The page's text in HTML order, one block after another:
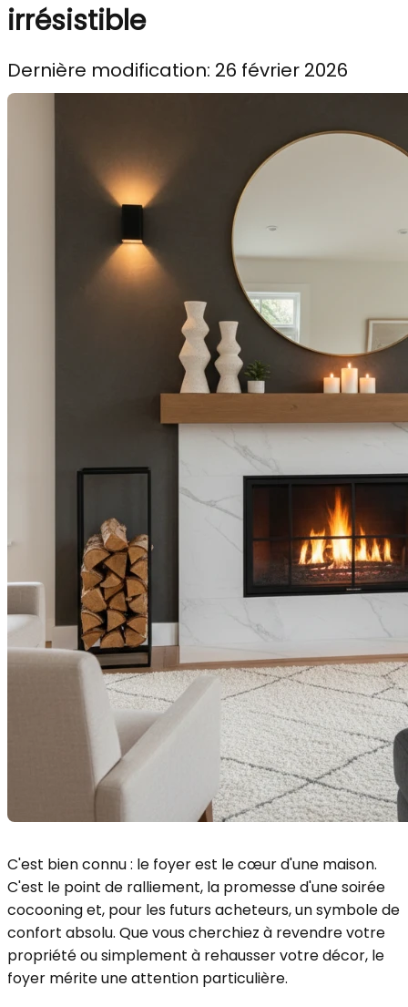
irrésistible
Dernière modification: 26 février 2026
C'est bien connu : le foyer est le cœur d'une maison.
C'est le point de ralliement, la promesse d'une soirée
cocooning et, pour les futurs acheteurs, un symbole de
confort absolu. Que vous cherchiez à revendre votre
propriété ou simplement à rehausser votre décor, le
foyer mérite une attention particulière.